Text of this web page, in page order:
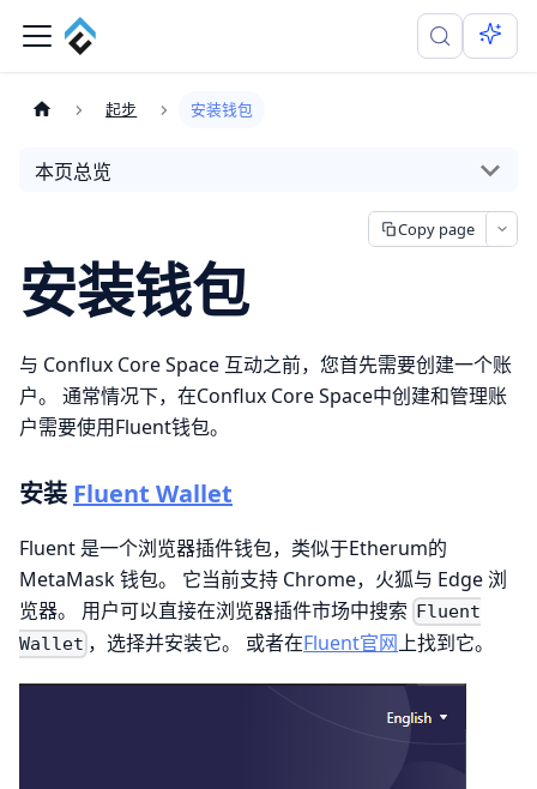
起步 安装钱包
本页总览
Copy page
安装钱包
与 Conflux Core Space 互动之前，您首先需要创建一个账
户。 通常情况下，在Conflux Core Space中创建和管理账
户需要使用Fluent钱包。
安装Fluent Wallet
Fluent 是一个浏览器插件钱包，类似于Etherum的
MetaMask 钱包。 它当前支持 Chrome，火狐与 Edge 浏
览器。 用户可以直接在浏览器插件市场中搜索 Fluent
Wallet ，选择并安装它。 或者在Fluent官网上找到它。